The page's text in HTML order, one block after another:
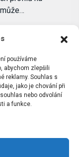
používáme
abychom zlepšili
reklamy. Souhlas s
jako je chování při
nebo odvolání
a funkce.